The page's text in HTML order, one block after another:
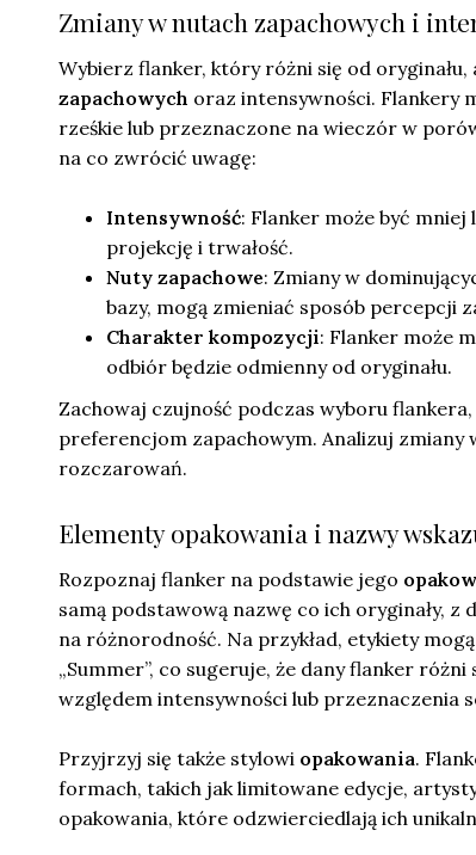
Zmiany w nutach zapachowych i
Wybierz flanker, który różni się od oryginału,
zapachowych oraz intensywności. Flankery
rześkie lub przeznaczone na wieczór w
na co zwrócić uwagę:
Intensywność: Flanker może być mniej
projekcję i trwałość.
Nuty zapachowe: Zmiany w
bazy, mogą zmieniać sposób percepcji
Charakter kompozycji: Flanker może
odbiór będzie odmienny od oryginału.
Zachowaj czujność podczas wyboru
preferencjom zapachowym. Analizuj zmiany
rozczarowań.
Elementy opakowania i nazwy
Rozpoznaj flanker na podstawie jego
samą podstawową nazwę co ich oryginały,
na różnorodność. Na przykład, etykiety
„Summer”, co sugeruje, że dany flanker
względem intensywności lub przeznaczenia
Przyjrzyj się także stylowi opakowania.
formach, takich jak limitowane edycje,
opakowania, które odzwierciedlają ich